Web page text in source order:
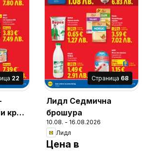
22
край
Cтраница 68
Лидл Седмична
брошура
10.08. - 16.08.2026
Лидл
Цена в